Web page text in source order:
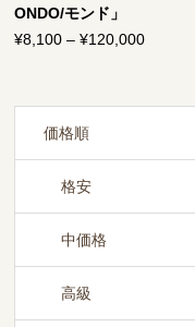
ONDO/モンド」
¥8,100 –¥120,000
¥8,100
価格順
格安
中価格
高級